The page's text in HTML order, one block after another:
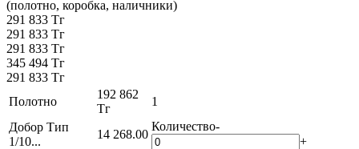
(полотно, коробка, наличники)
291 833 Тг
291 833 Тг
291 833 Тг
345 494 Тг
291 833 Тг
Полотно
192 862
Тг
1
Добор Тип
1/10...
14 268.00
Количество-
+